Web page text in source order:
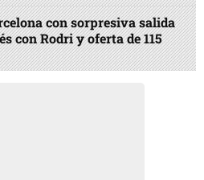
con sorpresiva salida
con Rodri y oferta de 115